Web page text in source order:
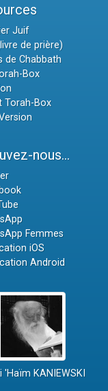
Juif
de prière)
de Chabbath
Box
Torah-Box
nous...
Femmes
iOS
Android
'Haïm KANIEWSKI